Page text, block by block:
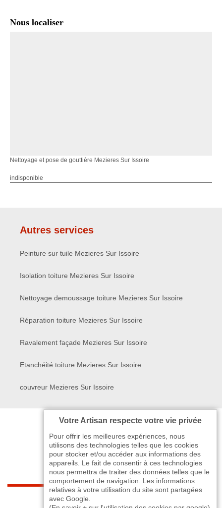
Nous localiser
Nettoyage et pose de gouttière Mezieres Sur Issoire
indisponible
Autres services
Peinture sur tuile Mezieres Sur Issoire
Isolation toiture Mezieres Sur Issoire
Nettoyage demoussage toiture Mezieres Sur Issoire
Réparation toiture Mezieres Sur Issoire
Ravalement façade Mezieres Sur Issoire
Etanchéité toiture Mezieres Sur Issoire
couvreur Mezieres Sur Issoire
Votre Artisan respecte votre vie privée
Pour offrir les meilleures expériences, nous
utilisons des technologies telles que les cookies
pour stocker et/ou accéder aux informations des
appareils. Le fait de consentir à ces technologies
nous permettra de traiter des données telles que le
comportement de navigation. Les informations
relatives à votre utilisation du site sont partagées
avec Google.